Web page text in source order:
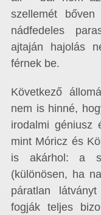
szellemét
nádfedeles
ajtaján hajolás
férnek be.
Következő
nem is hinné,
irodalmi géniusz
mint Móricz és
is akárhol: a
(különösen, ha
páratlan
fogják teljes